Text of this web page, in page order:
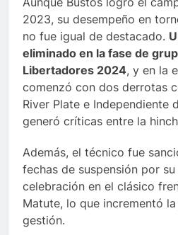
2023, su desempeño en
no fue igual de destacado.
eliminado en la fase de
Libertadores 2024, y en la
comenzó con dos derrotas
River Plate e Independiente
generó críticas entre la
Además, el técnico fue
fechas de suspensión por
celebración en el clásico
Matute, lo que incrementó
gestión.